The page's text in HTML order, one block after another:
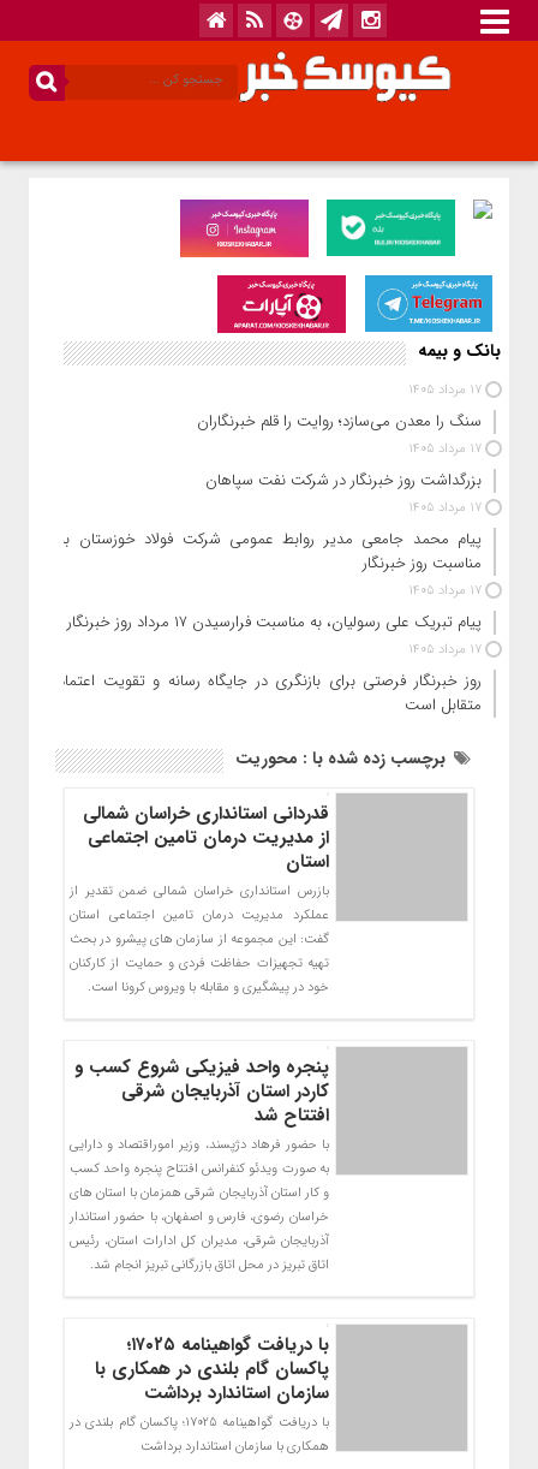
بانک و بیمه
17 مرداد 1405
سنگ را معدن می‌سازد؛ روایت را قلم خبرنگاران
17 مرداد 1405
بزرگداشت روز خبرنگار در شرکت نفت سپاهان
17 مرداد 1405
پیام محمد جامعی مدیر روابط عمومی شرکت فولاد خوزستان به
مناسبت روز خبرنگار
17 مرداد 1405
پیام تبریک علی رسولیان، به مناسبت فرارسیدن ۱۷ مرداد روز خبرنگار
17 مرداد 1405
روز خبرنگار فرصتی برای بازنگری در جایگاه رسانه و تقویت اعتماد
متقابل است
برچسب زده شده با : محوریت
قدردانی استانداری خراسان شمالی
از مدیریت درمان تامین اجتماعی
استان
بازرس استانداری خراسان شمالی ضمن تقدیر از
عملکرد مدیریت درمان تامین اجتماعی استان
گفت: این مجموعه از سازمان های پیشرو در بحث
تهیه تجهیزات حفاظت فردی و حمایت از کارکنان
خود در پیشگیری و مقابله با ویروس کرونا است.
پنجره واحد فیزیکی شروع کسب و
کاردر استان آذربایجان شرقی
افتتاح شد
با حضور فرهاد دژپسند، وزیر اموراقتصاد و دارایی
به صورت ویدئو کنفرانس افتتاح پنجره واحد کسب
و کار استان آذربایجان شرقی همزمان با استان های
خراسان رضوی، فارس و اصفهان، با حضور استاندار
آذربایجان شرقی، مدیران کل ادارات استان، رئیس
اتاق تبریز در محل اتاق بازرگانی تبریز انجام شد.
با دریافت گواهینامه ۱۷۰۲۵؛
پاکسان گام بلندی در همکاری با
سازمان استاندارد برداشت
با دريافت گواهينامه 17025؛ پاكسان گام بلندي در
همكاري با سازمان استاندارد برداشت